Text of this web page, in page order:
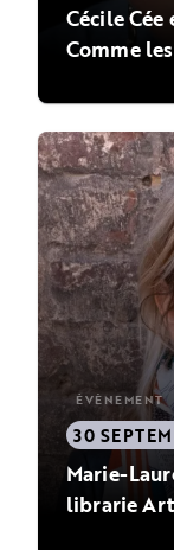
Cécile
Comme
ÉVÈNEMENT
30
Marie-
librarie